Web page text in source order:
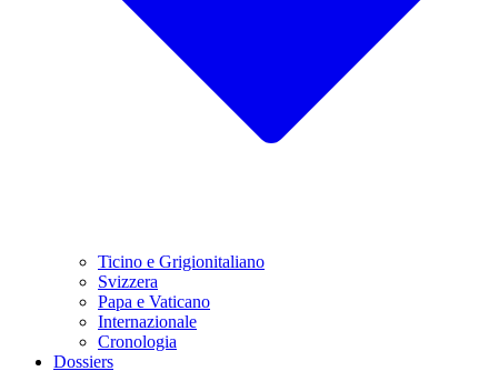
Ticino e Grigionitaliano
Svizzera
Papa e Vaticano
Internazionale
Cronologia
Dossiers